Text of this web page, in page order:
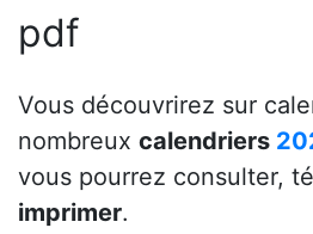
pdf
Vous découvrirez sur
nombreux calendriers
vous pourrez consulter,
imprimer.